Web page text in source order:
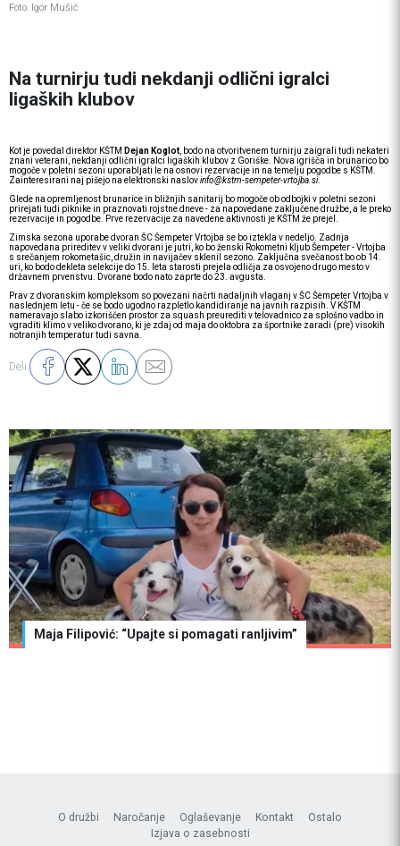
Foto: Igor Mušič
Na turnirju tudi nekdanji odlični igralci
ligaških klubov
Kot je povedal direktor KŠTM Dejan Koglot , bodo na otvoritvenem turnirju zaigrali tudi nekateri
znani veterani, nekdanji odlični igralci ligaških klubov z Goriške. Nova igrišča in brunarico bo
mogoče v poletni sezoni uporabljati le na osnovi rezervacije in na temelju pogodbe s KŠTM.
Zainteresirani naj pišejo na elektronski naslovinfo@kstm-sempeter-vrtojba.si.
Glede na opremljenost brunarice in bližnjih sanitarij bo mogoče ob odbojki v poletni sezoni
prirejati tudi piknike in praznovati rojstne dneve - za napovedane zaključene družbe, a le preko
rezervacije in pogodbe. Prve rezervacije za navedene aktivnosti je KŠTM že prejel.
Zimska sezona uporabe dvoran ŠC Šempeter Vrtojba se bo iztekla v nedeljo. Zadnja
napovedana prireditev v veliki dvorani je jutri, ko bo ženski Rokometni kljub Šempeter - Vrtojba
s srečanjem rokometašic, družin in navijačev sklenil sezono. Zaključna svečanost bo ob 14.
uri, ko bodo dekleta selekcije do 15. leta starosti prejela odličja za osvojeno drugo mesto v
državnem prvenstvu. Dvorane bodo nato zaprte do 23. avgusta.
Prav z dvoranskim kompleksom so povezani načrti nadaljnih vlaganj v ŠC Šempeter Vrtojba v
naslednjem letu - če se bodo ugodno razpletlo kandidiranje na javnih razpisih. V KŠTM
nameravajo slabo izkoriščen prostor za squash preurediti v telovadnico za splošno vadbo in
vgraditi klimo v veliko dvorano, ki je zdaj od maja do oktobra za športnike zaradi (pre) visokih
notranjih temperatur tudi savna.
Deli:
Maja Filipović: “Upajte si pomagati ranljivim”
O družbi Naročanje Oglaševanje Kontakt
Ostalo
Izjava o zasebnosti